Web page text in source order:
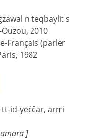
n teqbaylit s
2010
Français (parler
1982
id-yeččar, armi
]